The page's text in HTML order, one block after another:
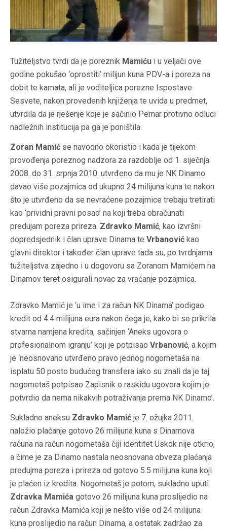
Tužiteljstvo tvrdi da je poreznik Mamiću i u veljači ove
godine pokušao ‘oprostiti’ milijun kuna PDV-a i poreza na
dobit te kamata, ali je voditeljica porezne Ispostave
Sesvete, nakon provedenih knjiženja te uvida u predmet,
utvrdila da je rješenje koje je sačinio Pernar protivno odluci
nadležnih institucija pa ga je poništila.
Zoran Mamić se navodno okoristio i kada je tijekom
provođenja poreznog nadzora za razdoblje od 1. siječnja
2008. do 31. srpnja 2010. utvrđeno da mu je NK Dinamo
davao više pozajmica od ukupno 24 milijuna kuna te nakon
što je utvrđeno da se nevraćene pozajmice trebaju tretirati
kao ‘prividni pravni posao’ na koji treba obračunati
predujam poreza prireza. Zdravko Mamić, kao izvršni
dopredsjednik i član uprave Dinama te Vrbanović kao
glavni direktor i također član uprave tada su, po tvrdnjama
tužiteljstva zajedno i u dogovoru sa Zoranom Mamićem na
Dinamov teret osigurali novac za vraćanje pozajmica.
Zdravko Mamić je ‘u ime i za račun NK Dinama’ podigao
kredit od 4.4 milijuna eura nakon čega je, kako bi se prikrila
stvarna namjena kredita, sačinjen ‘Aneks ugovora o
profesionalnom igranju’ koji je potpisao Vrbanović, a kojim
je ‘neosnovano utvrđeno pravo jednog nogometaša na
isplatu 50 posto budućeg transfera iako su znali da je taj
nogometaš potpisao Zapisnik o raskidu ugovora kojim je
potvrdio da nema nikakvih potraživanja prema NK Dinamo’.
Sukladno aneksu Zdravko Mamić je 7. ožujka 2011.
naložio plaćanje gotovo 26 milijuna kuna s Dinamova
računa na račun nogometaša čiji identitet Uskok nije otkrio,
a čime je za Dinamo nastala neosnovana obveza plaćanja
predujma poreza i prireza od gotovo 5.5 milijuna kuna koji
je plaćen iz kredita. Nogometaš je potom, sukladno uputi
Zdravka Mamića gotovo 26 milijuna kuna proslijedio na
račun Zdravka Mamića koji je nešto više od 24 milijuna
kuna proslijedio na račun Dinama, a ostatak zadržao za